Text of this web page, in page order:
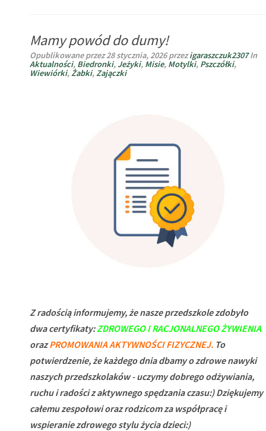
ROZWÓJ
DZIECKA
Mamy powód do dumy!
Opublikowane przez28 stycznia, 2026 przezigaraszczuk2307In
Aktualności, Biedronki, Jeżyki, Misie, Motylki, Pszczółki,
Wiewiórki,Żabki,Zajączki
Z radością informujemy, że nasze przedszkole zdobyło
dwa certyfikaty:ZDROWEGO I RACJONALNEGO ŻYWIENIA
orazPROMOWANIA AKTYWNOŚCI FIZYCZNEJ. To
potwierdzenie, że każdego dnia dbamy o zdrowe nawyki
naszych przedszkolaków - uczymy dobrego odżywiania,
ruchu i radości z aktywnego spędzania czasu:) Dziękujemy
całemu zespołowi oraz rodzicom za współpracę i
wspieranie zdrowego stylu życia dzieci:)